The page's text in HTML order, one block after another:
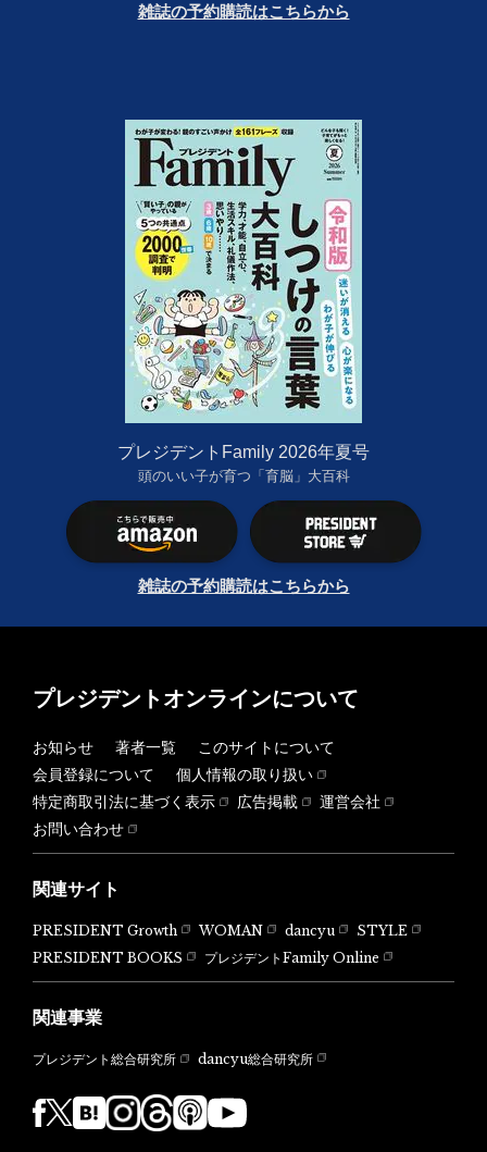
雑誌の予約購読はこちらから
プレジデントFamily 2026年夏号
頭のいい子が育つ「育脳」大百科
雑誌の予約購読はこちらから
プレジデントオンラインについて
お知らせ 著者一覧
このサイトについて
会員登録について
個人情報の取り扱い
特定商取引法に基づく表示
広告掲載
運営会社
お問い合わせ
関連サイト
PRESIDENT Growth WOMAN dancyu
STYLE
PRESIDENT BOOKS
プレジデントFamily Online
関連事業
プレジデント総合研究所 dancyu総合研究所